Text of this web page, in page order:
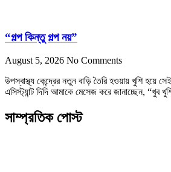
“গল্প কিন্তু গল্প নয়”
August 5, 2026 No Comments
উপস্বাস্থ্য কেন্দ্রের নতুন বাড়ি তৈরি হওয়ায় খুশি হয়ে সেই
এসিস্ট্যান্ট দিদি আমাকে মেসেজ করে জানাচ্ছেন, “খুব
সাম্প্রতিক পোস্ট